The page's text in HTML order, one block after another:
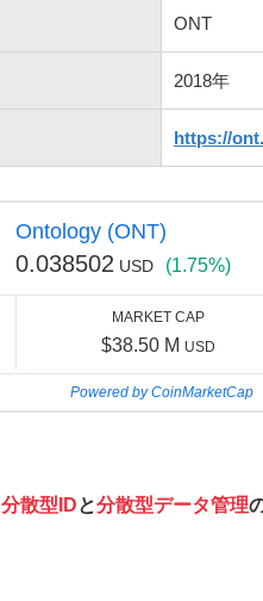
ONT
2018年
https://
Ontology (ONT)
0.038502 USD (1.75%)
MARKET CAP
$38.50 M USD
Powered by CoinMarketCap
分散型IDと分散型データ管理